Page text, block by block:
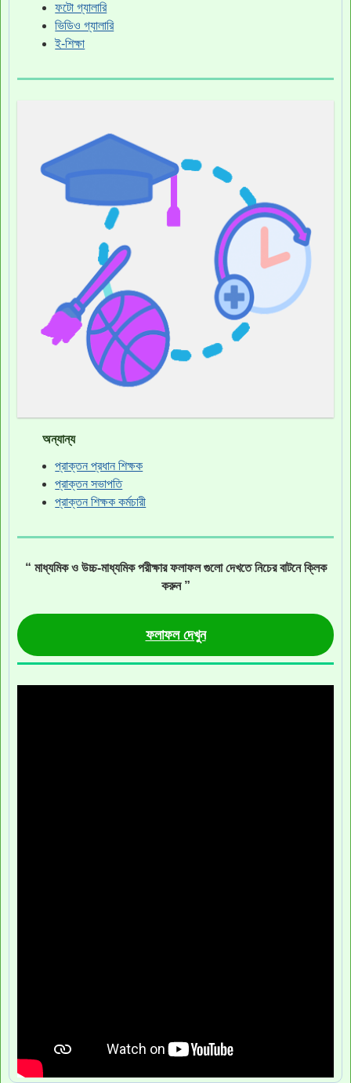
ফটো গ্যালারি
ভিডিও গ্যালারি
ই-শিক্ষা
অন্যান্য
প্রাক্তন প্রধান শিক্ষক
প্রাক্তন সভাপতি
প্রাক্তন শিক্ষক কর্মচারী
“ মাধ্যমিক ও উচ্চ-মাধ্যমিক পরীক্ষার ফলাফল গুলো দেখতে নিচের বাটনে ক্লিক
করুন ”
ফলাফল দেখুন